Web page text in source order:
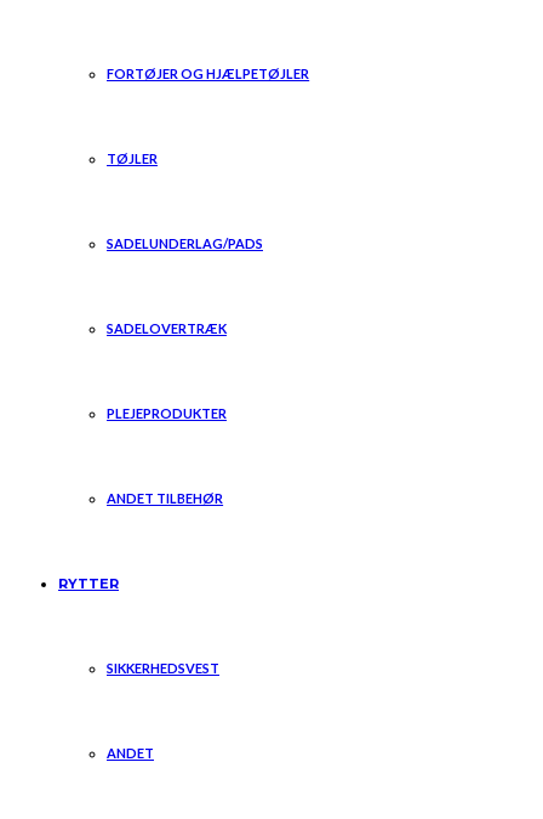
FORTØJER OG HJÆLPETØJLER
TØJLER
SADELUNDERLAG/PADS
SADELOVERTRÆK
PLEJEPRODUKTER
ANDET TILBEHØR
RYTTER
SIKKERHEDSVEST
ANDET